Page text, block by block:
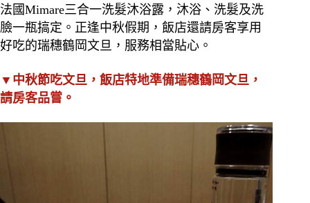
法國Mimare三合一洗髮沐浴露，沐浴、洗髮及洗
臉一瓶搞定。正逢中秋假期，飯店還請房客享用
好吃的瑞穗鶴岡文旦，服務相當貼心。
▼中秋節吃文旦，飯店特地準備瑞穗鶴岡文旦，
請房客品嘗。